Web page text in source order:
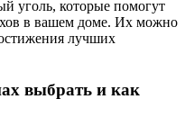
уголь, которые помогут
в вашем доме. Их можно
лучших
выбрать и как